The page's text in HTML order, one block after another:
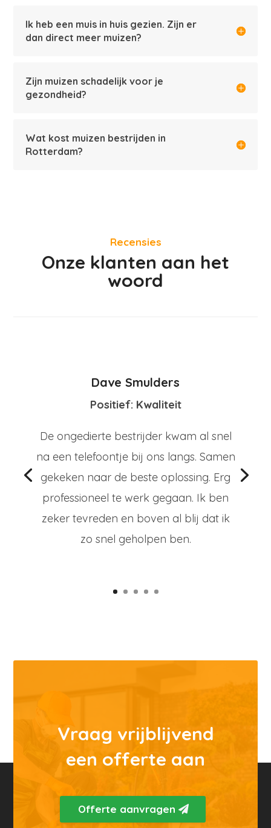
Ik heb een muis in huis gezien. Zijn er
dan direct meer muizen?
Zijn muizen schadelijk voor je
gezondheid?
Wat kost muizen bestrijden in
Rotterdam?
Recensies
Onze klanten aan het
woord
Dave Smulders
Positief: Kwaliteit
De ongedierte bestrijder kwam al snel
na een telefoontje bij ons langs. Samen
gekeken naar de beste oplossing. Erg
professioneel te werk gegaan. Ik ben
zeker tevreden en boven al blij dat ik
zo snel geholpen ben.
Vraag vrijblijvend
een offerte aan
Offerte aanvragen